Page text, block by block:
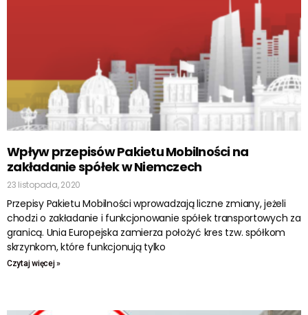
Wpływ przepisów Pakietu Mobilności na
zakładanie spółek w Niemczech
23 listopada, 2020
Przepisy Pakietu Mobilności wprowadzają liczne zmiany, jeżeli
chodzi o zakładanie i funkcjonowanie spółek transportowych za
granicą. Unia Europejska zamierza położyć kres tzw. spółkom
skrzynkom, które funkcjonują tylko
Czytaj więcej »